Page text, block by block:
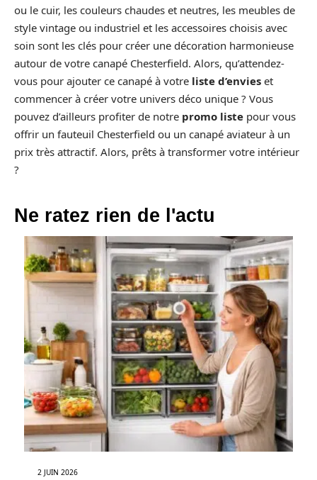
ou le cuir, les couleurs chaudes et neutres, les meubles de
style vintage ou industriel et les accessoires choisis avec
soin sont les clés pour créer une décoration harmonieuse
autour de votre canapé Chesterfield. Alors, qu’attendez-
vous pour ajouter ce canapé à votre liste d’envies et
commencer à créer votre univers déco unique ? Vous
pouvez d’ailleurs profiter de notre promo liste pour vous
offrir un fauteuil Chesterfield ou un canapé aviateur à un
prix très attractif. Alors, prêts à transformer votre intérieur
?
Ne ratez rien de l'actu
2 JUIN 2026